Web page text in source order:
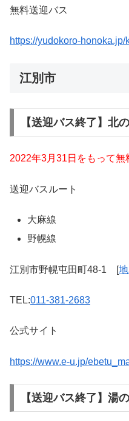
無料送迎バス
https://yudokoro-honoka.jp/
江別市
【送迎バス終了】北
2022年3月31日をもって無
送迎バスルート
大麻線
野幌線
江別市野幌屯田町48-1 [
TEL:011-381-2683
公式サイト
https://www.e-u.jp/
【送迎バス終了】湯